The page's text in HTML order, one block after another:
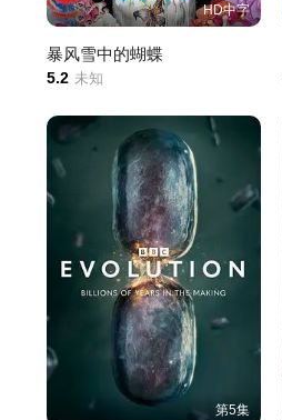
HD中字
暴风雪中的蝴蝶
5.2 未知
第5集